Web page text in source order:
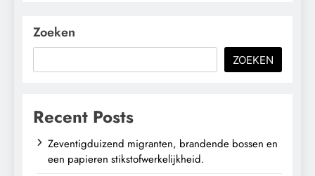
Zoeken
ZOEKEN
Recent Posts
Zeventigduizend migranten, brandende bossen en
een papieren stikstofwerkelijkheid.